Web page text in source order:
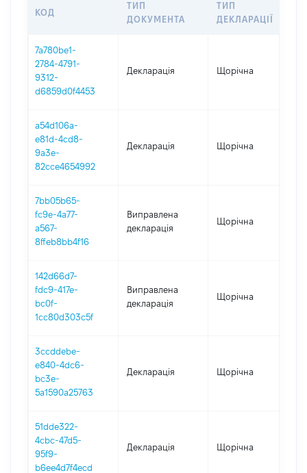
КОД
ТИП
ДОКУМЕНТА
ТИП
ДЕКЛАРАЦІЇ
7a780be1-
2784-4791-
9312-
d6859d0f4453
Декларація Щорічна
a54d106a-
e81d-4cd8-
9a3e-
82cce4654992
Декларація Щорічна
7bb05b65-
fc9e-4a77-
a567-
8ffeb8bb4f16
Виправлена
декларація
Щорічна
142d66d7-
fdc9-417e-
bc0f-
1cc80d303c5f
Виправлена
декларація
Щорічна
3ccddebe-
e840-4dc6-
bc3e-
5a1590a25763
Декларація Щорічна
51dde322-
4cbc-47d5-
95f9-
b6ee4d7f4ecd
Декларація Щорічна